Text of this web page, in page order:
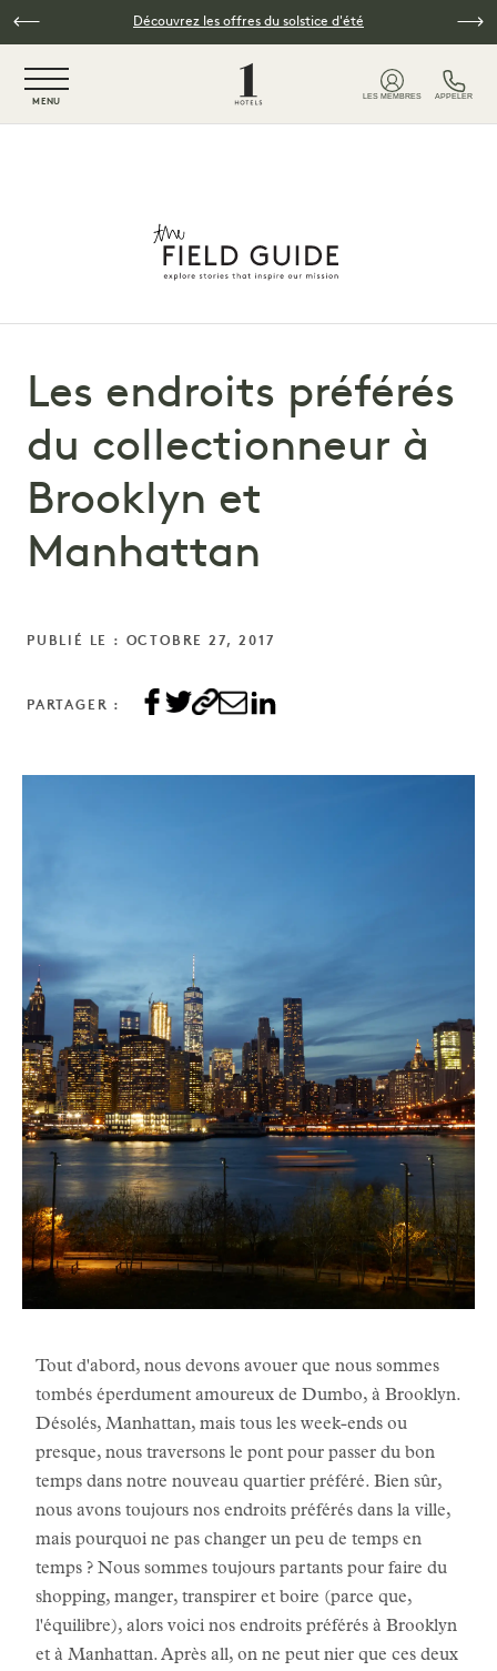
Skip to main contentDécouvrez les offres du solstice d'été
MENU
LES MEMBRES APPELER
Les endroits préférés
du collectionneur à
Brooklyn et
Manhattan
PUBLIÉ LE : OCTOBRE 27, 2017
PARTAGER :
Tout d'abord, nous devons avouer que nous sommes
tombés éperdument amoureux de Dumbo, à Brooklyn.
Désolés, Manhattan, mais tous les week-ends ou
presque, nous traversons le pont pour passer du bon
temps dans notre nouveau quartier préféré. Bien sûr,
nous avons toujours nos endroits préférés dans la ville,
mais pourquoi ne pas changer un peu de temps en
temps ? Nous sommes toujours partants pour faire du
shopping, manger, transpirer et boire (parce que,
l'équilibre), alors voici nos endroits préférés à Brooklyn
et à Manhattan. Après all, on ne peut nier que ces deux